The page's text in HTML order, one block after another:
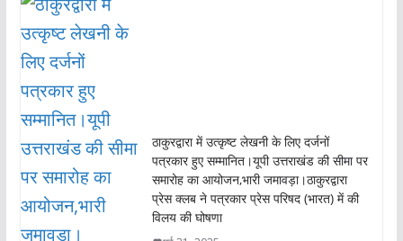
ठाकुरद्वारा में उत्कृष्ट लेखनी के लिए दर्जनों
पत्रकार हुए सम्मानित।यूपी उत्तराखंड की सीमा पर
समारोह का आयोजन,भारी जमावड़ा।ठाकुरद्वारा
प्रेस क्लब ने पत्रकार प्रेस परिषद (भारत) में की
विलय की घोषणा